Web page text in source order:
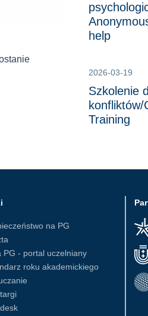
help
2026-03-19
Szkolenie
Training
na PG
PG - portal uczelniany
roku akademickiego